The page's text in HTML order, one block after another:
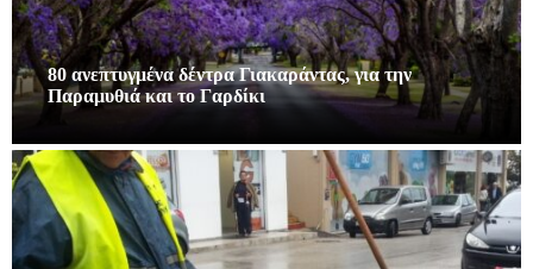
80 ανεπτυγμένα δέντρα Γιακαράντας, για την
Παραμυθιά και το Γαρδίκι